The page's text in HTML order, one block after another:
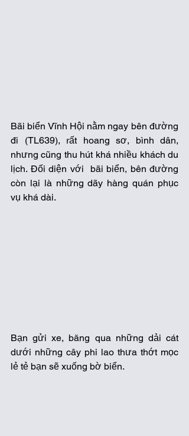
Bãi biển Vĩnh Hội nằm ngay bên đường
đi (TL639), rất hoang sơ, bình dân,
nhưng cũng thu hút khá nhiều khách du
lịch. Đối diện với  bãi biển, bên đường
còn lại là những dãy hàng quán phục
vụ khá dài.
Bạn gửi xe, băng qua những dải cát
dưới những cây phi lao thưa thớt mọc
lẻ tẻ bạn sẽ xuống bờ biển.